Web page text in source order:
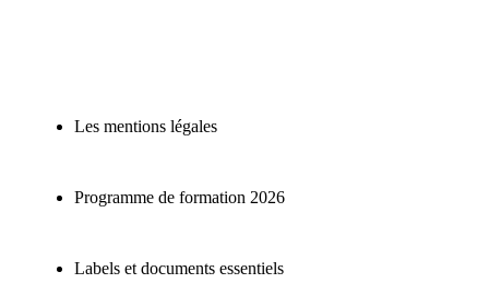
Les mentions légales
Programme de formation 2026
Labels et documents essentiels